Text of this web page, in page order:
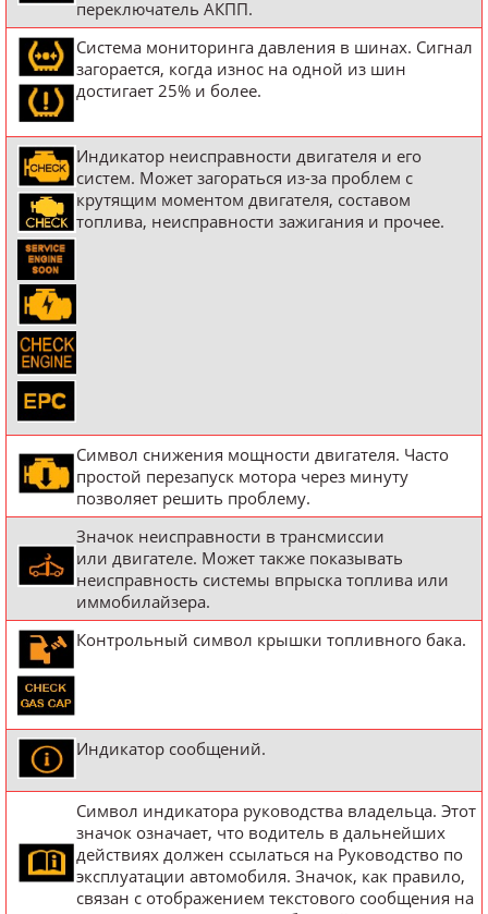
переключатель АКПП.
Система мониторинга давления в шинах. Сигнал
загорается, когда износ на одной из шин
достигает 25% и более.
Индикатор неисправности двигателя и его
систем. Может загораться из-за проблем с
крутящим моментом двигателя, составом
топлива, неисправности зажигания и прочее.
Символ снижения мощности двигателя. Часто
простой перезапуск мотора через минуту
позволяет решить проблему.
Значок неисправности в трансмиссии
или двигателе. Может также показывать
неисправность системы впрыска топлива или
иммобилайзера.
Контрольный символ крышки топливного бака.
Индикатор сообщений.
Символ индикатора руководства владельца. Этот
значок означает, что водитель в дальнейших
действиях должен ссылаться на Руководство по
эксплуатации автомобиля. Значок, как правило,
связан с отображением текстового сообщения на